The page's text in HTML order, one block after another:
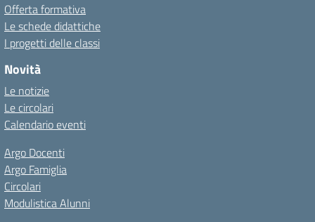
Offerta formativa
Le schede didattiche
I progetti delle classi
Novità
Le notizie
Le circolari
Calendario eventi
Argo Docenti
Argo Famiglia
Circolari
Modulistica Alunni